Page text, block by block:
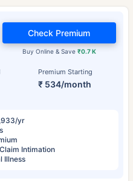
Premium Starting
₹ 534/month
Buy Online & Save ₹0.7 K
Check Premium
yr
Intimation
Illness